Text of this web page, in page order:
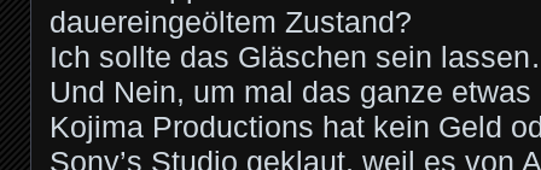
dauereingeöltem Zustand?
Ich sollte das Gläschen sein
Und Nein, um mal das ganze
Kojima Productions hat kein Geld
Sony’s Studio geklaut, weil es von